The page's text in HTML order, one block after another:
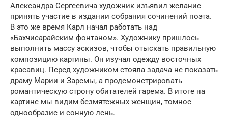
Александра Сергеевича художник изъявил желание
принять участие в издании собрания сочинений поэта.
В это же время Карл начал работать над
«Бахчисарайским фонтаном». Художнику пришлось
выполнить массу эскизов, чтобы отыскать правильную
композицию картины. Он изучал одежду восточных
красавиц. Перед художником стояла задача не показать
драму Марии и Заремы, а продемонстрировать
романтическую строну обитателей гарема. В итоге на
картине мы видим безмятежных женщин, томное
однообразие и сонную лень.